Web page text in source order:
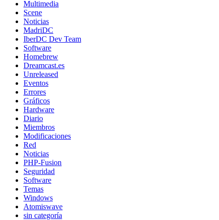
Multimedia
Scene
Noticias
MadriDC
IberDC Dev Team
Software
Homebrew
Dreamcast.es
Unreleased
Eventos
Errores
Gráficos
Hardware
Diario
Miembros
Modificaciones
Red
Noticias
PHP-Fusion
Seguridad
Software
Temas
Windows
Atomiswave
sin categoría